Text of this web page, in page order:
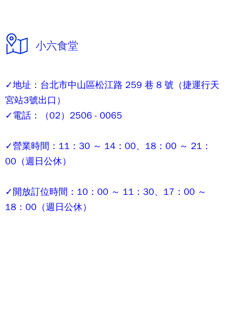
小六食堂
✓地址：台北市中山區松江路 259 巷 8 號（捷運行天
宮站3號出口）
✓電話：（02）2506 - 0065
✓營業時間：11：30 ～ 14：00、18：00 ～ 21：
00（週日公休）
✓開放訂位時間：10：00 ～ 11：30、17：00 ～
18：00（週日公休）